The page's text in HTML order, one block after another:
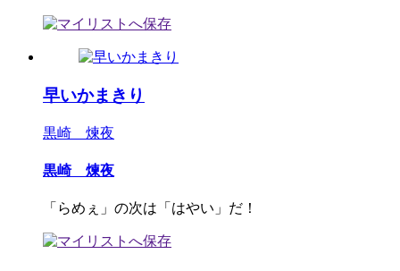
早いかまきり
黒崎 煉夜
黒崎 煉夜
「らめぇ」の次は「はやい」だ！